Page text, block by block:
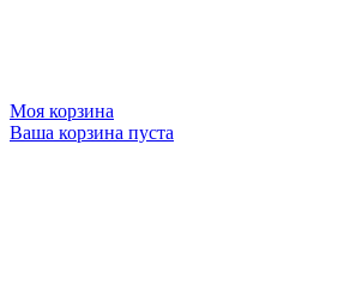
Моя корзина
Ваша корзина пуста